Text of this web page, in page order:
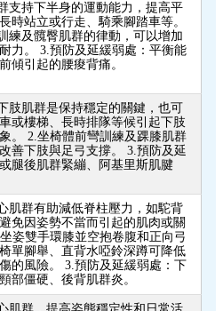
支持下半身的運動能力，提高平
時站立或行走、騎乘腳踏車等。
練及髖臀肌群的律動，可以增加
力。 3.預防及延緩弱處：平衡能
傾引起的腰痠背痛。
肢肌群是保持穩定的關鍵，也可
或樓梯、長時排隊等候引起下肢
。 2.坐椅體前彎訓練及踝膝肌群
善下肢與足弓支撐。 3.預防及延
腿後肌群緊繃、阿基里斯肌腱
肌群有助減低脊柱壓力，如駝背
免因姿勢不當而引起的肌肉或關
姿雙手環膝並空抱卷腹和正向弓
單腳舉、直背水啞鈴深蹲可降低
的風險。 3.預防及延緩弱處：下
部僵硬、後背肌群炎。